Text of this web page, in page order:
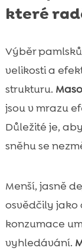
které
Výběr
velikosti a
strukturu.
jsou v mrazu
Důležité je,
sněhu se
Menší, jasně
osvědčily jako
konzumace
vyhledávání.